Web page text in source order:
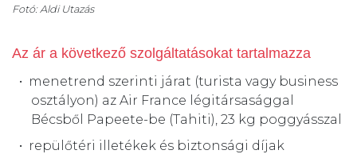
Fotó: Aldi Utazás
Az ár a következő szolgáltatásokat tartalmazza
menetrend szerinti járat (turista vagy business
osztályon) az Air France légitársasággal
Bécsből Papeete-be (Tahiti), 23 kg poggyásszal
repülőtéri illetékek és biztonsági díjak